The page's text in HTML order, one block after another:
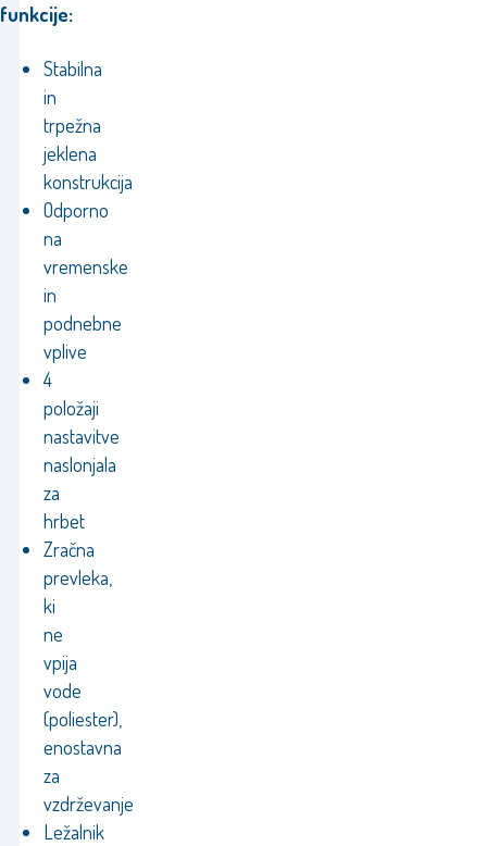
funkcije:
Stabilna
in
trpežna
jeklena
konstrukcija
Odporno
na
vremenske
in
podnebne
vplive
4
položaji
nastavitve
naslonjala
za
hrbet
Zračna
prevleka,
ki
ne
vpija
vode
(poliester),
enostavna
za
vzdrževanje
Ležalnik